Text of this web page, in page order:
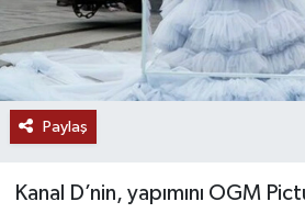
Paylaş
Kanal D’nin, yapımını OGM